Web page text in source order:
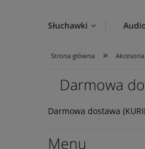
Słuchawki
Strona główna » Akcesoria
Darmowa
Darmowa dostawa
Menu